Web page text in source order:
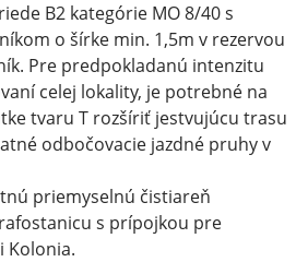
B2 kategórie MO 8/40 s
o šírke min. 1,5m v rezervou
Pre predpokladanú intenzitu
celej lokality, je potrebné na
tvaru T rozšíriť jestvujúcu trasu
odbočovacie jazdné pruhy v
priemyselnú čistiareň
s prípojkou pre
Kolonia.